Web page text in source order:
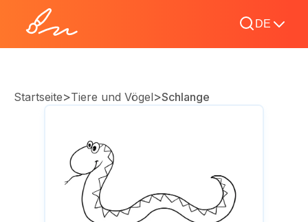
DE
Startseite>Tiere und Vögel>Schlange